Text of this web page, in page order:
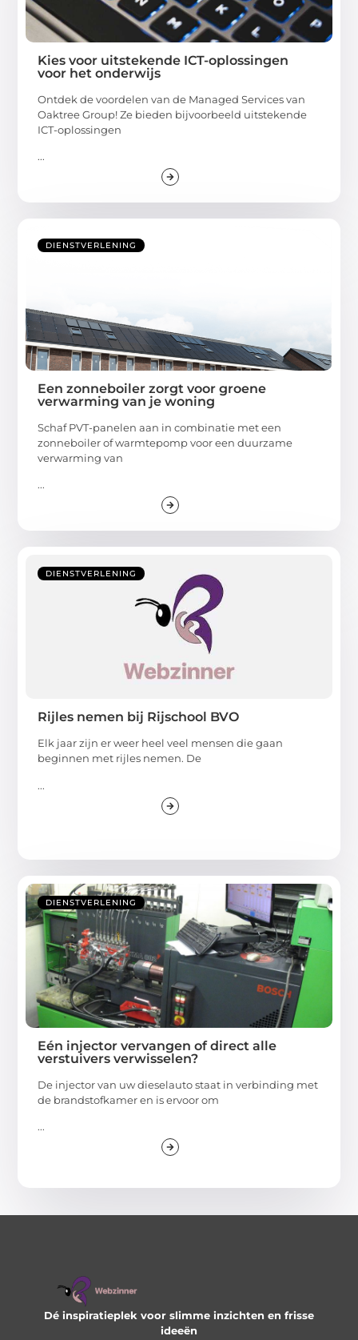
Kies voor uitstekende ICT-oplossingen
voor het onderwijs
Ontdek de voordelen van de Managed Services van
Oaktree Group! Ze bieden bijvoorbeeld uitstekende
ICT-oplossingen
...
DIENSTVERLENING
Een zonneboiler zorgt voor groene
verwarming van je woning
Schaf PVT-panelen aan in combinatie met een
zonneboiler of warmtepomp voor een duurzame
verwarming van
...
DIENSTVERLENING
Rijles nemen bij Rijschool BVO
Elk jaar zijn er weer heel veel mensen die gaan
beginnen met rijles nemen. De
...
DIENSTVERLENING
Eén injector vervangen of direct alle
verstuivers verwisselen?
De injector van uw dieselauto staat in verbinding met
de brandstofkamer en is ervoor om
...
Dé inspiratieplek voor slimme inzichten en frisse
ideeën